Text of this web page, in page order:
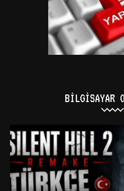
BILGISAYAR